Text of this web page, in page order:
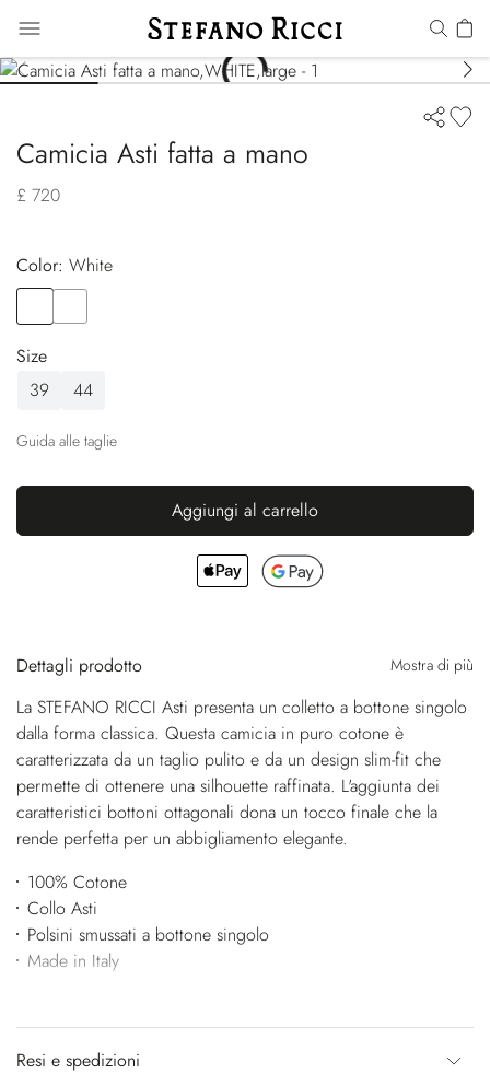
Camicia Asti fatta a mano
£ 720
Color:
white
Size
39
44
Guida alle taglie
Aggiungi al carrello
Dettagli prodotto Mostra di più
La STEFANO RICCI Asti presenta un colletto a bottone singolo
dalla forma classica. Questa camicia in puro cotone è
caratterizzata da un taglio pulito e da un design slim-fit che
permette di ottenere una silhouette raffinata. L'aggiunta dei
caratteristici bottoni ottagonali dona un tocco finale che la
rende perfetta per un abbigliamento elegante.
100% Cotone
Collo Asti
Polsini smussati a bottone singolo
Made in Italy
Resi e spedizioni